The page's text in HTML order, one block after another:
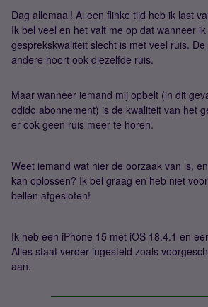
Dag allemaal! Al een flinke tijd heb ik last
Ik bel veel en het valt me op dat wanneer
gesprekskwaliteit slecht is met veel ruis.
andere hoort ook diezelfde ruis.
Maar wanneer iemand mij opbelt (in dit
odido abonnement) is de kwaliteit van het
er ook geen ruis meer te horen.
Weet iemand wat hier de oorzaak van is,
kan oplossen? Ik bel graag en heb niet
bellen afgesloten!
Ik heb een iPhone 15 met iOS 18.4.1 en
Alles staat verder ingesteld zoals
aan.